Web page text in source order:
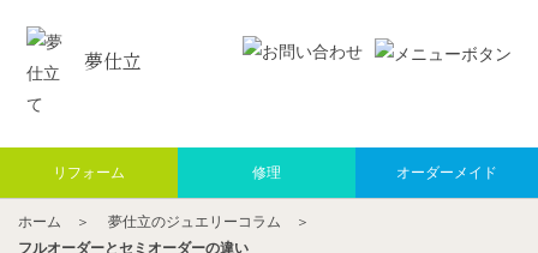
夢仕立
リフォーム 修理 オーダーメイド
ホーム ＞ 夢仕立のジュエリーコラム ＞
フルオーダーとセミオーダーの違い